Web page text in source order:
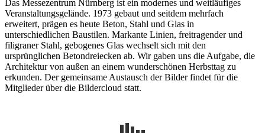
Das Messezentrum Nürnberg ist ein modernes und weitläufiges
Veranstaltungsgelände. 1973 gebaut und seitdem mehrfach
erweitert, prägen es heute Beton, Stahl und Glas in
unterschiedlichen Baustilen. Markante Linien, freitragender und
filigraner Stahl, gebogenes Glas wechselt sich mit den
ursprünglichen Betondreiecken ab. Wir gaben uns die Aufgabe, die
Architektur von außen an einem wunderschönen Herbsttag zu
erkunden. Der gemeinsame Austausch der Bilder findet für die
Mitglieder über die Bildercloud statt.